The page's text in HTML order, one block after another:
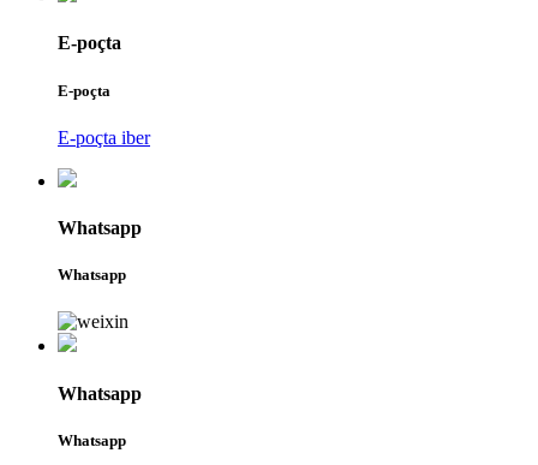
E-poçta
E-poçta
E-poçta iber
Whatsapp
Whatsapp
Whatsapp
Whatsapp